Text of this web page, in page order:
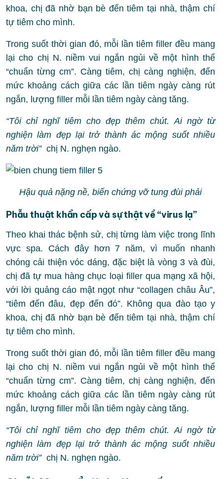
khoa, chị đã nhờ bạn bè đến tiêm tại nhà, thậm chí
tự tiêm cho mình.
Trong suốt thời gian đó, mỗi lần tiêm filler đều mang
lại cho chị N. niềm vui ngắn ngủi về một hình thể
“chuẩn từng cm”. Càng tiêm, chị càng nghiện, đến
mức khoảng cách giữa các lần tiêm ngày càng rút
ngắn, lượng filler mỗi lần tiêm ngày càng tăng.
“Tôi chỉ nghĩ tiêm cho đẹp thêm chút. Ai ngờ từ
nghiện làm đẹp lại trở thành ác mộng suốt nhiều
năm trời” chị N. nghẹn ngào.
Hậu quả nặng nề, biến chứng vỡ tung đùi phải
Phẫu thuật khẩn cấp và sự thật về “virus lạ”
Theo khai thác bệnh sử, chị từng làm việc trong lĩnh
vực spa. Cách đây hơn 7 năm, vì muốn nhanh
chóng cải thiện vóc dáng, đặc biệt là vòng 3 và đùi,
chị đã tự mua hàng chục loại filler qua mạng xã hội,
với lời quảng cáo mật ngọt như “collagen châu Âu”,
“tiêm đến đâu, đẹp đến đó”. Không qua đào tạo y
khoa, chị đã nhờ bạn bè đến tiêm tại nhà, thậm chí
tự tiêm cho mình.
Trong suốt thời gian đó, mỗi lần tiêm filler đều mang
lại cho chị N. niềm vui ngắn ngủi về một hình thể
“chuẩn từng cm”. Càng tiêm, chị càng nghiện, đến
mức khoảng cách giữa các lần tiêm ngày càng rút
ngắn, lượng filler mỗi lần tiêm ngày càng tăng.
“Tôi chỉ nghĩ tiêm cho đẹp thêm chút. Ai ngờ từ
nghiện làm đẹp lại trở thành ác mộng suốt nhiều
năm trời” chị N. nghẹn ngào.